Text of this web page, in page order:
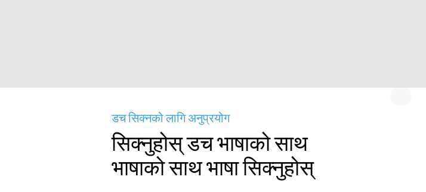
डच सिक्नको लागि अनुप्रयोग
सिक्नुहोस् डच भाषाको साथ
भाषाको साथ भाषा सिक्नुहोस्